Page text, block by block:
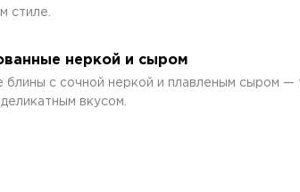
стиле.
неркой и сыром
блины с сочной неркой и плавленым сыром —
вкусом.